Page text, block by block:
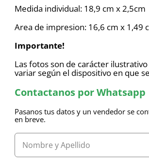
Medida individual: 18,9 cm x 2,5cm
Area de impresion: 16,6 cm x 1,49
Importante!
Las fotos son de carácter
variar según el dispositivo en que
Contactanos por Whatsapp
Pasanos tus datos y un vendedor se
en breve.